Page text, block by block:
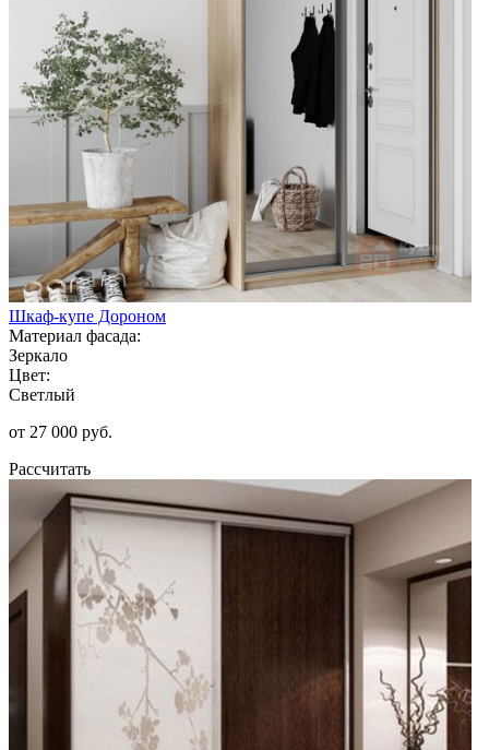
Шкаф-купе Дороном
Материал фасада:
Зеркало
Цвет:
Светлый
от 27 000 руб.
Рассчитать